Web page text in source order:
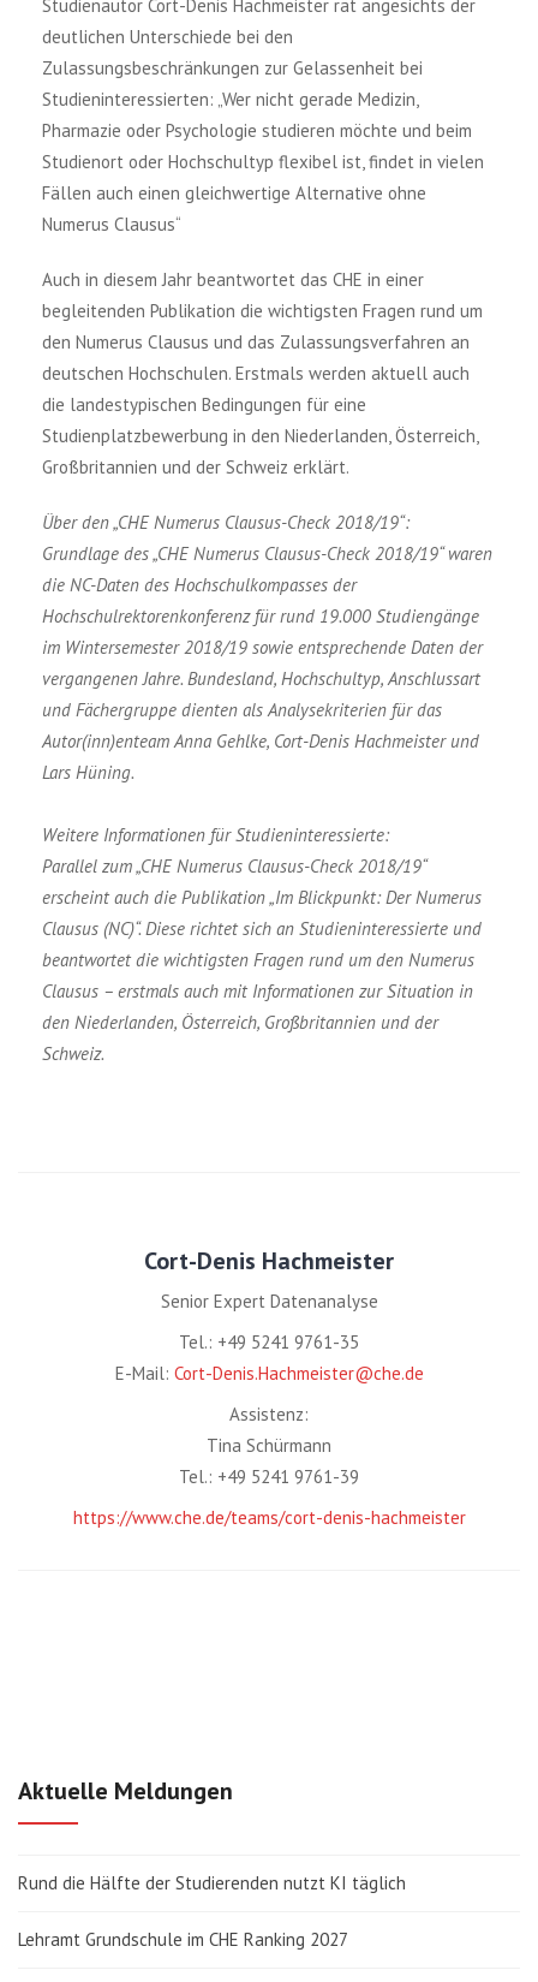
Studienautor Cort-Denis Hachmeister rät angesichts der
deutlichen Unterschiede bei den
Zulassungsbeschränkungen zur Gelassenheit bei
Studieninteressierten: „Wer nicht gerade Medizin,
Pharmazie oder Psychologie studieren möchte und beim
Studienort oder Hochschultyp flexibel ist, findet in vielen
Fällen auch einen gleichwertige Alternative ohne
Numerus Clausus“
Auch in diesem Jahr beantwortet das CHE in einer
begleitenden Publikation die wichtigsten Fragen rund um
den Numerus Clausus und das Zulassungsverfahren an
deutschen Hochschulen. Erstmals werden aktuell auch
die landestypischen Bedingungen für eine
Studienplatzbewerbung in den Niederlanden, Österreich,
Großbritannien und der Schweiz erklärt.
Über den „CHE Numerus Clausus-Check 2018/19“:
Grundlage des „CHE Numerus Clausus-Check 2018/19“ waren
die NC-Daten des Hochschulkompasses der
Hochschulrektorenkonferenz für rund 19.000 Studiengänge
im Wintersemester 2018/19 sowie entsprechende Daten der
vergangenen Jahre. Bundesland, Hochschultyp, Anschlussart
und Fächergruppe dienten als Analysekriterien für das
Autor(inn)enteam Anna Gehlke, Cort-Denis Hachmeister und
Lars Hüning.
Weitere Informationen für Studieninteressierte:
Parallel zum „CHE Numerus Clausus-Check 2018/19“
erscheint auch die Publikation „Im Blickpunkt: Der Numerus
Clausus (NC)“. Diese richtet sich an Studieninteressierte und
beantwortet die wichtigsten Fragen rund um den Numerus
Clausus – erstmals auch mit Informationen zur Situation in
den Niederlanden, Österreich, Großbritannien und der
Schweiz.
Cort-Denis Hachmeister
Senior Expert Datenanalyse
Tel.: +49 5241 9761-35
E-Mail: Cort-Denis.Hachmeister@che.de
Assistenz:
Tina Schürmann
Tel.: +49 5241 9761-39
https://www.che.de/teams/cort-denis-hachmeister
Aktuelle Meldungen
Rund die Hälfte der Studierenden nutzt KI täglich
Lehramt Grundschule im CHE Ranking 2027